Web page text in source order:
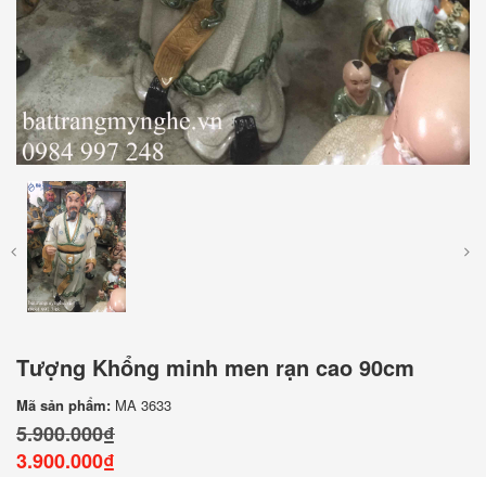
Tượng Khổng minh men rạn cao 90cm
Mã sản phẩm: MA 3633
5.900.000₫
3.900.000₫